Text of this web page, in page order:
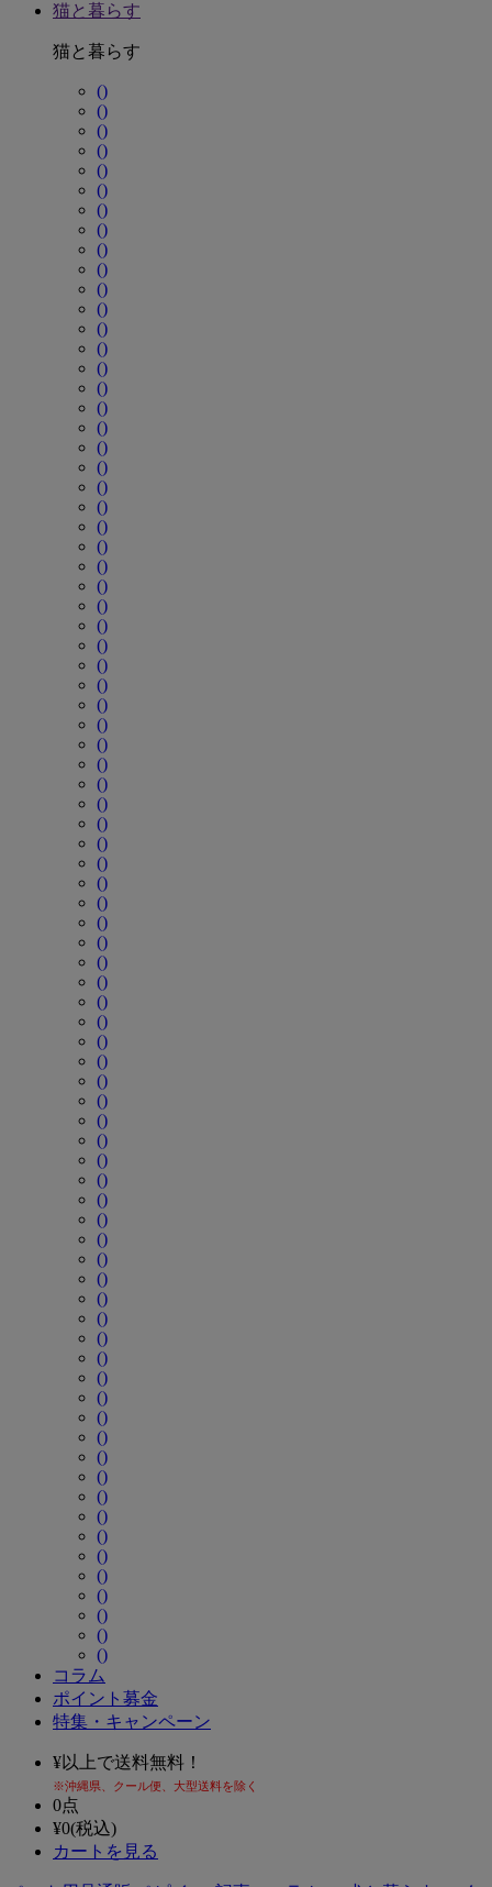
猫と暮らす
猫と暮らす
()
()
()
()
()
()
()
()
()
()
()
()
()
()
()
()
()
()
()
()
()
()
()
()
()
()
()
()
()
()
()
()
()
()
()
()
()
()
()
()
()
()
()
()
()
()
()
()
()
()
()
()
()
()
()
()
()
()
()
()
()
()
()
()
()
()
()
()
()
()
()
()
()
()
()
()
()
()
()
()
コラム
ポイント募金
特集・キャンペーン
¥以上で送料無料！
※沖縄県、クール便、大型送料を除く
0点
¥0(税込)
カートを見る